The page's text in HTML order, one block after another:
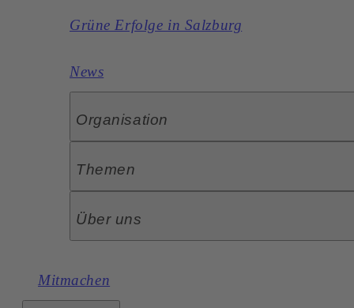
Grüne Erfolge in Salzburg
News
Organisation
Themen
Über uns
Mitmachen